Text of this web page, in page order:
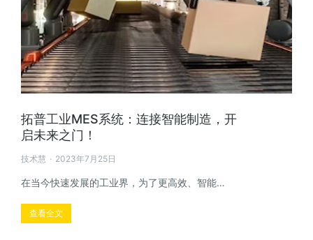
拓普工业MES系统：连接智能制造，开
启未来之门！
技术慧 2023年7月25日
在当今快速发展的工业界，为了更高效、智能…
查看全文